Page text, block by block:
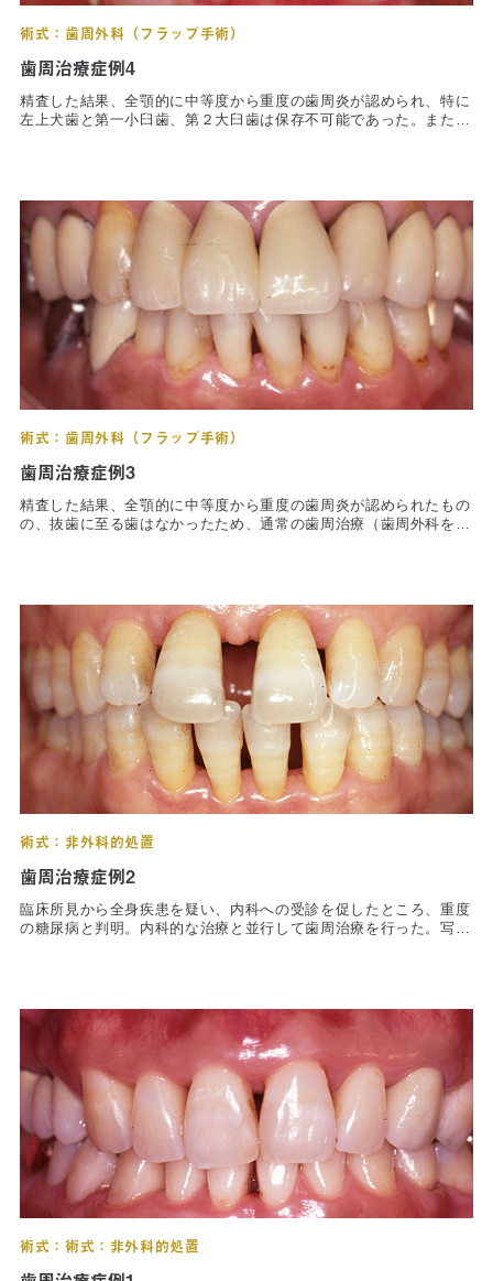
術式：歯周外科（フラップ手術）
歯周治療症例4
精査した結果、全顎的に中等度から重度の歯周炎が認められ、特に
左上犬歯と第一小臼歯、第２大臼歯は保存不可能であった。また、
術式：歯周外科（フラップ手術）
歯周治療症例3
精査した結果、全顎的に中等度から重度の歯周炎が認められたもの
の、抜歯に至る歯はなかったため、通常の歯周治療（歯周外科を含
術式：非外科的処置
歯周治療症例2
臨床所見から全身疾患を疑い、内科への受診を促したところ、重度
の糖尿病と判明。内科的な治療と並行して歯周治療を行った。写真
術式：術式：非外科的処置